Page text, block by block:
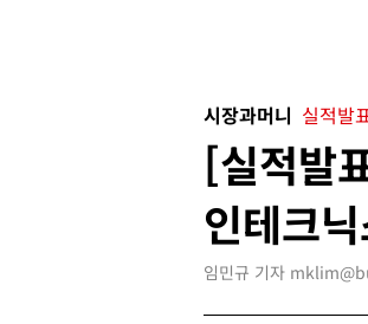
시장과머니 실적발
[실적발
인테크
임민규 기자